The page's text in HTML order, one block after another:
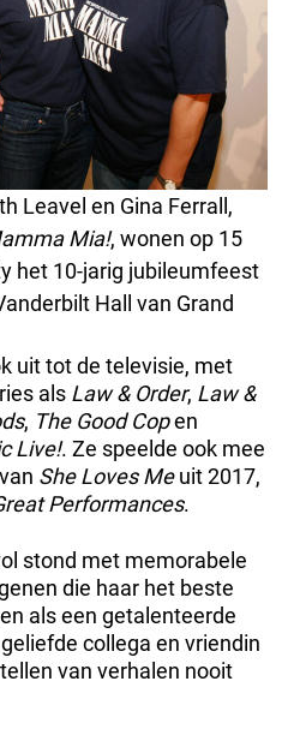
Leavel en Gina Ferrall,
Mia!, wonen op 15
het 10-jarig jubileumfeest
Hall van Grand
uit tot de televisie, met
als Law & Order, Law &
, The Good Copen
Live!. Ze speelde ook mee
She Loves Meuit 2017,
Performances.
stond met memorabele
die haar het beste
als een getalenteerde
collega en vriendin
van verhalen nooit